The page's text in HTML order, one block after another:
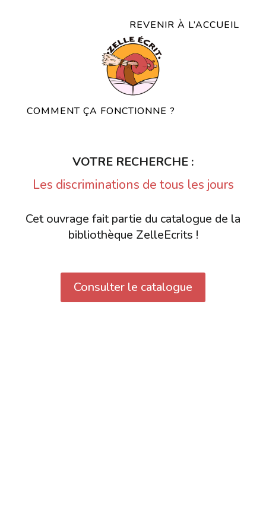
REVENIR À L’ACCUEIL
COMMENT ÇA FONCTIONNE ?
VOTRE RECHERCHE :
Les discriminations de tous les jours
Cet ouvrage fait partie du catalogue de la
bibliothèque ZelleEcrits !
Consulter le catalogue